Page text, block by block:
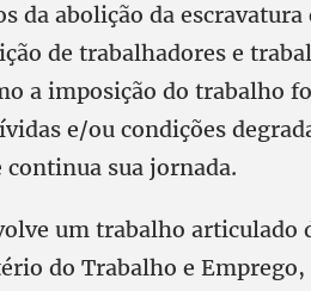
da abolição da
de trabalhadores e
a imposição do trabalho
e/ou condições
continua sua jornada.
um trabalho articulado
do Trabalho e